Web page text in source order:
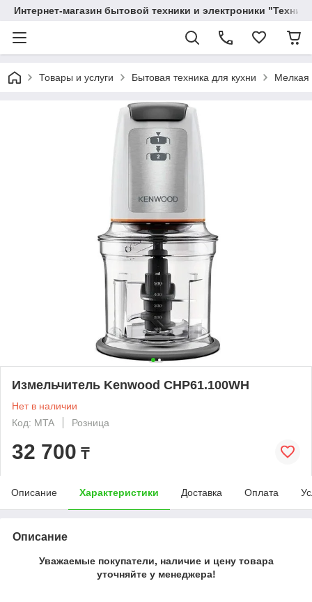
Интернет-магазин бытовой техники и электроники
Товары и услуги Бытовая техника для кухни Мелкая
Измельчитель Kenwood CHP61.100WH
Нет в наличии
Код: MTA
Розница
32 700 ₸
Описание Характеристики Доставка Оплата
Описание
Уважаемые покупатели, наличие и цену товара
уточняйте у менеджера!